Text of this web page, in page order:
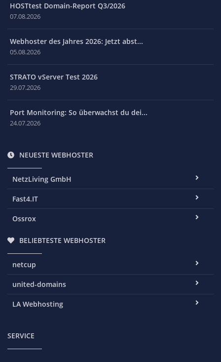
HOSTtest Domain-Report Q3/2026
07.08.2026
Webhoster des Jahres 2026: Jetzt abst...
05.08.2026
STRATO vServer Test 2026
29.07.2026
Port Monitoring: So überwachst du dei...
24.07.2026
NEUESTE WEBHOSTER
NetzLiving GmbH
Fast4.IT
Ossrox
BELIEBTESTE WEBHOSTER
netcup
united-domains
LA Webhosting
SERVICE